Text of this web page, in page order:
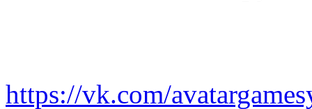
https://vk.com/